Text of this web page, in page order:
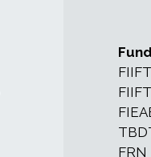
FIIFT
FRN